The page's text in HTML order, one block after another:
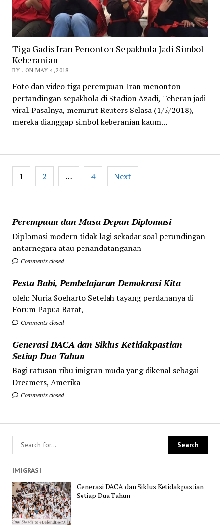
Perempuan dan Masa Depan Diplomasi
Diplomasi modern tidak lagi sekadar soal perundingan
antarnegara atau penandatanganan
Comments closed
Pesta Babi, Pembelajaran Demokrasi Kita
oleh: Nuria Soeharto Setelah tayang perdananya di
Forum Papua Barat,
Comments closed
Generasi DACA dan Siklus Ketidakpastian
Setiap Dua Tahun
Bagi ratusan ribu imigran muda yang dikenal sebagai
Dreamers, Amerika
Comments closed
Tiga Gadis Iran Penonton Sepakbola Jadi Simbol
Keberanian
BY . ON MAY 4, 2018
Foto dan video tiga perempuan Iran menonton
pertandingan sepakbola di Stadion Azadi, Teheran jadi
viral. Pasalnya, menurut Reuters Selasa (1/5/2018),
mereka dianggap simbol keberanian kaum…
Posts
pagination
1 2 … 4 Next
IMIGRASI
Generasi DACA dan Siklus Ketidakpastian
Setiap Dua Tahun